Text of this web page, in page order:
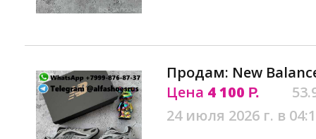
Продам: New
Цена 4 100 Р.
24 июля 2026 г. в